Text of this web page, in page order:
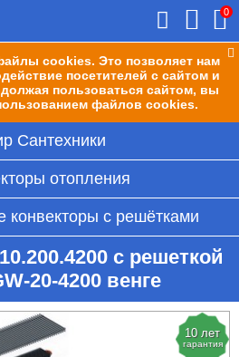
cookies. Это позволяет нам
посетителей с сайтом и
пользоваться сайтом, вы
файлов cookies.
0
Сантехники
отопления
конвекторы с решётками
с решеткой
20-4200 венге
10 лет
гарантия